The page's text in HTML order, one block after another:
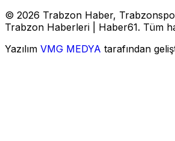
© 2026 Trabzon Haber,
Trabzon Haberleri | Haber61. Tüm
Yazılım VMG MEDYA tarafından